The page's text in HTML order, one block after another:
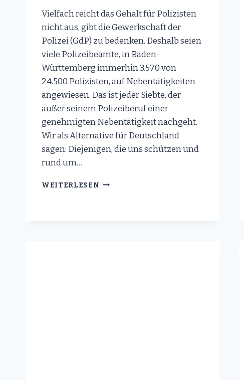
Vielfach reicht das Gehalt für Polizisten
nicht aus, gibt die Gewerkschaft der
Polizei (GdP) zu bedenken. Deshalb seien
viele Polizeibeamte, in Baden-
Württemberg immerhin 3.570 von
24.500 Polizisten, auf Nebentätigkeiten
angewiesen. Das ist jeder Siebte, der
außer seinem Polizeiberuf einer
genehmigten Nebentätigkeit nachgeht.
Wir als Alternative für Deutschland
sagen: Diejenigen, die uns schützen und
rund um…
WEITERLESEN POLIZISTEN